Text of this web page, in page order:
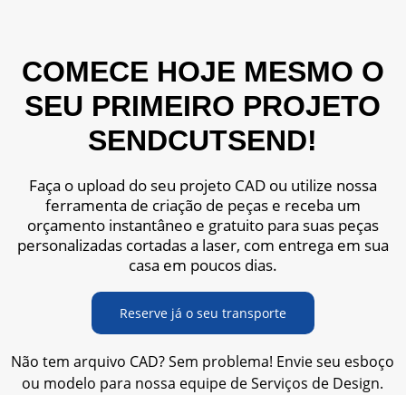
COMECE HOJE MESMO O
SEU PRIMEIRO PROJETO
SENDCUTSEND!
Faça o upload do seu projeto CAD ou utilize nossa
ferramenta de criação de peças e receba um
orçamento instantâneo e gratuito para suas peças
personalizadas cortadas a laser, com entrega em sua
casa em poucos dias.
Reserve já o seu transporte
Não tem arquivo CAD? Sem problema! Envie seu esboço
ou modelo para nossa equipe de Serviços de Design.